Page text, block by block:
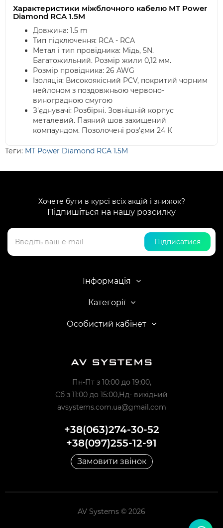
Характеристики міжблочного кабелю MT Power
Diamond RCA 1.5M
Довжина: 1.5 m
Тип підключення: RCA - RCA
Метал і тип провідника: Мідь, 5N.
Багатожильний. Розмір жили 0,12 мм.
Розмір провідника: 26 AWG
Ізоляція: Високоякісний PCV, покритий чорним
нейлоном з поздовжньою червоно-
виноградною смугою
З'єднувачі: Розбірні. Зовнішній корпус
металевий. Паяний шов захищений
компаундом. Позолочені роз'єми 24 К
Теги: MT Power Diamond RCA 1.5M
Хочете бути в курсі всіх акцій і знижок?
Підпишіться на нашу розсилку
Підписатися
Інформація
Категорії
Особистий кабінет
Пн-Пт з 10:00 до 19:00,
Сб з 11:00 до 15:00,Нд- вихідний
avsystems.com.ua@gmail.com
+38(063)274-30-52
+38(097)255-12-91
Замовити звінок
AV Systems © 2026